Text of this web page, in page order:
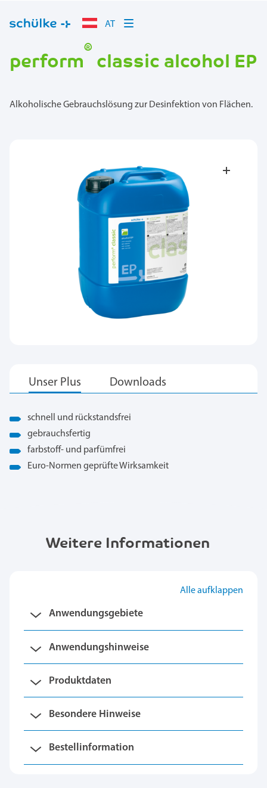
AT
perform
®
classic alcohol EP
Alkoholische Gebrauchslösung zur Desinfektion von Flächen.
schnell und rückstandsfrei
gebrauchsfertig
farbstoff- und parfümfrei
Euro-Normen geprüfte Wirksamkeit
Weitere Informationen
Alle aufklappen
Anwendungsgebiete
Anwendungshinweise
Produktdaten
Besondere Hinweise
Bestellinformation